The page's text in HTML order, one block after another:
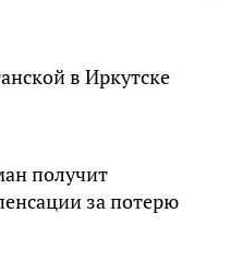
в Иркутске
получит
за потерю